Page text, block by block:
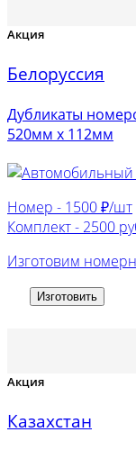
Акция
Белоруссия
Дубликаты
520мм х 112мм
Номер - 1500 ₽/шт
Комплект - 2500
Изготовим
Изготовить
Акция
Казахстан